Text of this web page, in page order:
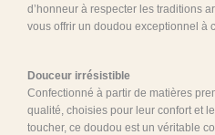
d’honneur à respecter les traditions
vous offrir un doudou exceptionnel à
Douceur irrésistible
Confectionné à partir de matières
qualité, choisies pour leur confort et
toucher, ce doudou est un véritable